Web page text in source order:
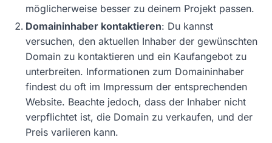
möglicherweise besser zu deinem Projekt passen.
Domaininhaber kontaktieren: Du kannst
versuchen, den aktuellen Inhaber der gewünschten
Domain zu kontaktieren und ein Kaufangebot zu
unterbreiten. Informationen zum Domaininhaber
findest du oft im Impressum der entsprechenden
Website. Beachte jedoch, dass der Inhaber nicht
verpflichtet ist, die Domain zu verkaufen, und der
Preis variieren kann.